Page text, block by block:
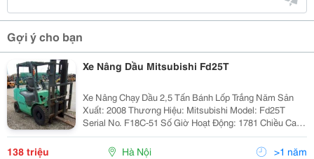
Gợi ý cho bạn
Xe Nâng Dầu Mitsubishi Fd25T
Xe Nâng Chạy Dầu 2,5 Tấn Bánh Lốp Trắng Năm Sản
Xuất: 2008 Thương Hiệu: Mitsubishi Model: Fd25T
Serial No. F18C-51 Số Giờ Hoạt Động: 1781 Chiều Cao
Nâng : 3 Mét Bánh Xe: Lốp Đặc Màu Trắng Sức Nâng:
2,5 Tấn Chiều Dài Càng Nâng: 1070...
138 triệu Hà Nội >1 năm